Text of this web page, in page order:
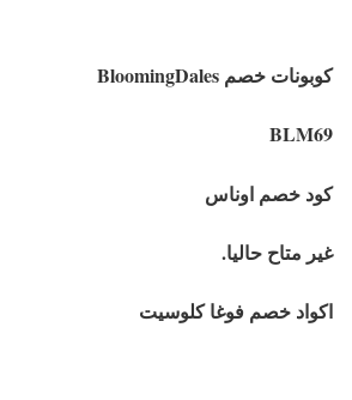
كوبونات خصم BloomingDales
BLM69
كود خصم اوناس
غير متاح حاليا.
اكواد خصم فوغا كلوسيت